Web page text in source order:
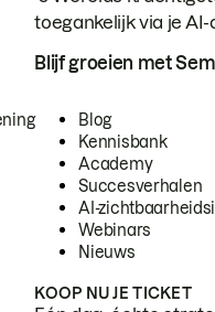
toegankelijk via je
Blijf groeien met
Blog
Kennisbank
Academy
Succesverhalen
AI-
Webinars
Nieuws
KOOP NU JE TICKET